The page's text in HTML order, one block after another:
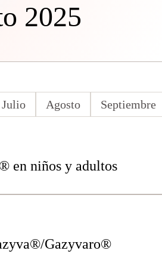
2025
Julio Agosto Septiembre
en niños y adultos
Gazyvaro®